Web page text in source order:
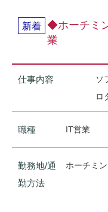
新着 ◆ホーチミ
業
仕事内容
ソ
ロ
職種 IT営業
勤務地/通
勤方法
ホーチミン